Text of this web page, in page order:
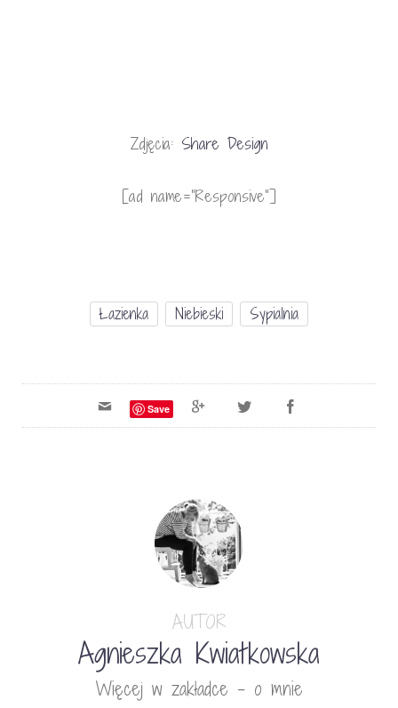
Zdjęcia: Share Design
[ad name=”Responsive”]
Łazienka Niebieski Sypialnia
Save
AUTOR
Agnieszka Kwiatkowska
Więcej w zakładce - o mnie